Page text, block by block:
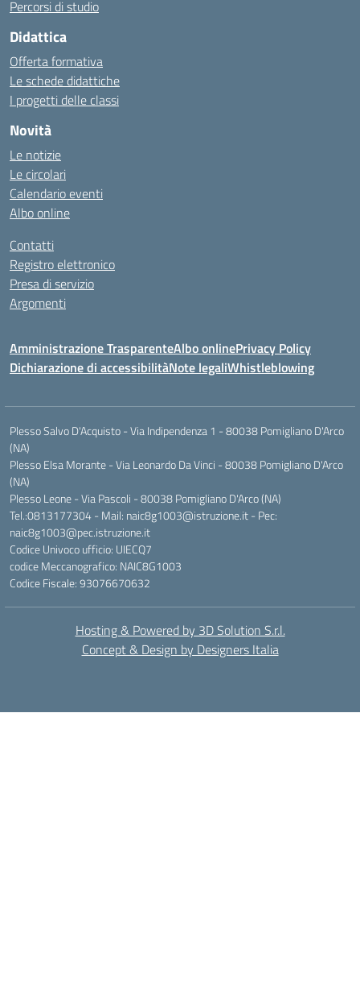
Percorsi di studio
Didattica
Offerta formativa
Le schede didattiche
I progetti delle classi
Novità
Le notizie
Le circolari
Calendario eventi
Albo online
Contatti
Registro elettronico
Presa di servizio
Argomenti
Amministrazione TrasparenteAlbo onlinePrivacy Policy
Dichiarazione di accessibilitàNote legaliWhistleblowing
Plesso Salvo D'Acquisto - Via Indipendenza 1 - 80038 Pomigliano D'Arco
(NA)
Plesso Elsa Morante - Via Leonardo Da Vinci - 80038 Pomigliano D'Arco
(NA)
Plesso Leone - Via Pascoli - 80038 Pomigliano D'Arco (NA)
Tel.:0813177304 - Mail: naic8g1003@istruzione.it - Pec:
naic8g1003@pec.istruzione.it
Codice Univoco ufficio: UIECQ7
codice Meccanografico: NAIC8G1003
Codice Fiscale: 93076670632
Hosting & Powered by 3D Solution S.r.l.
Concept & Design by Designers Italia